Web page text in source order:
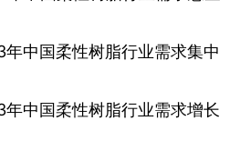
年中国柔性树脂行业需求集中
年中国柔性树脂行业需求增长